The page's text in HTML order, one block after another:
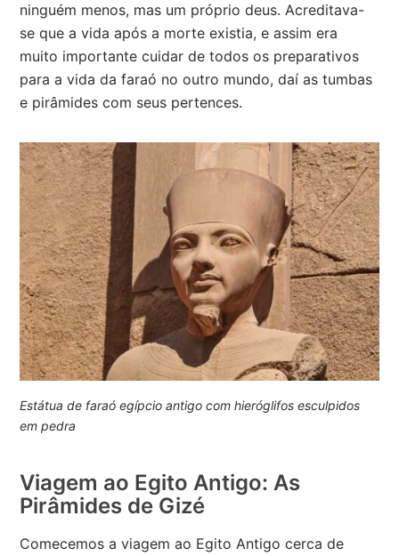
ninguém menos, mas um próprio deus. Acreditava-
se que a vida após a morte existia, e assim era
muito importante cuidar de todos os preparativos
para a vida da faraó no outro mundo, daí as tumbas
e pirâmides com seus pertences.
Estátua de faraó egípcio antigo com hieróglifos esculpidos
em pedra
Viagem ao Egito Antigo: As
Pirâmides de Gizé
Comecemos a viagem ao Egito Antigo cerca de